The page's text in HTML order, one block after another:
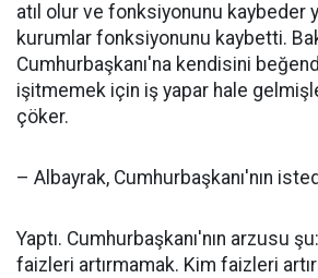
atıl olur ve fonksiyonunu kaybeder
kurumlar fonksiyonunu kaybetti.
Cumhurbaşkanı'na kendisini
işitmemek için iş yapar hale
çöker.
– Albayrak, Cumhurbaşkanı'nın
Yaptı. Cumhurbaşkanı'nın arzusu
faizleri artırmamak. Kim faizleri